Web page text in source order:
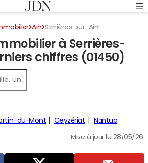
Ain Serrières-sur-Ain
à Serrières-
chiffres (01450)
du-Mont Ceyzériat Nantua
Mise à jour le 28/05/26